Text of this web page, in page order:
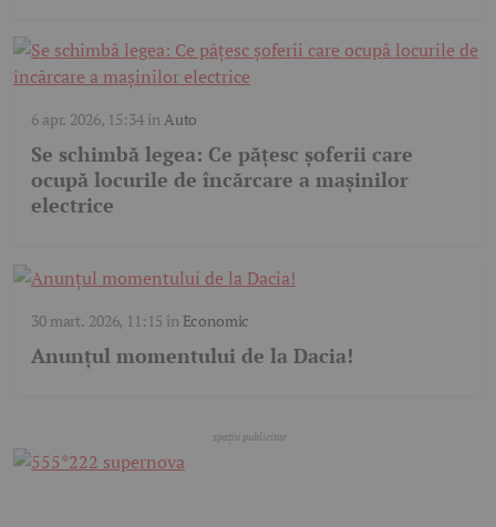
6 apr. 2026, 15:34înAuto
Se schimbă legea: Ce pățesc șoferii care
ocupă locurile de încărcare a mașinilor
electrice
30 mart. 2026, 11:15 în Economic
Anunțul momentului de la Dacia!